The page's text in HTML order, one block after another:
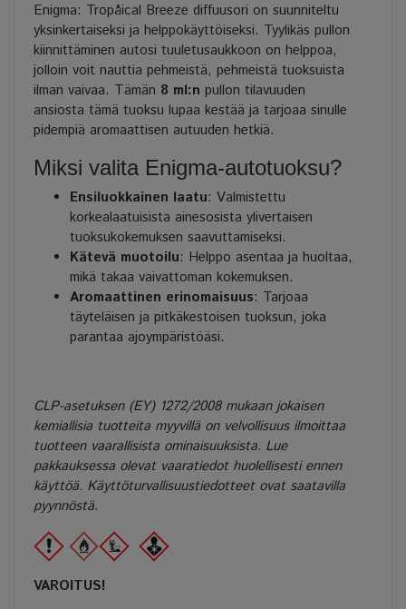
Enigma: Tropåical Breeze diffuusori on suunniteltu
yksinkertaiseksi ja helppokäyttöiseksi. Tyylikäs pullon
kiinnittäminen autosi tuuletusaukkoon on helppoa,
jolloin voit nauttia pehmeistä, pehmeistä tuoksuista
ilman vaivaa. Tämän 8 ml:n pullon tilavuuden
ansiosta tämä tuoksu lupaa kestää ja tarjoaa sinulle
pidempiä aromaattisen autuuden hetkiä.
Miksi valita Enigma-autotuoksu?
Ensiluokkainen laatu: Valmistettu
korkealaatuisista ainesosista ylivertaisen
tuoksukokemuksen saavuttamiseksi.
Kätevä muotoilu: Helppo asentaa ja huoltaa,
mikä takaa vaivattoman kokemuksen.
Aromaattinen erinomaisuus: Tarjoaa
täyteläisen ja pitkäkestoisen tuoksun, joka
parantaa ajoympäristöäsi.
CLP-asetuksen (EY) 1272/2008 mukaan jokaisen
kemiallisia tuotteita myyvillä on velvollisuus ilmoittaa
tuotteen vaarallisista ominaisuuksista. Lue
pakkauksessa olevat vaaratiedot huolellisesti ennen
käyttöä. Käyttöturvallisuustiedotteet ovat saatavilla
pyynnöstä.
VAROITUS!